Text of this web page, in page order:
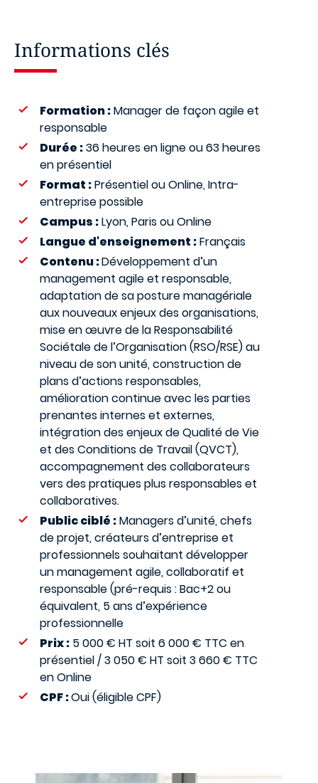
Informations clés
Formation :Manager de façon agile et
responsable
Durée :36 heures en ligne ou 63 heures
en présentiel
Format :Présentiel ou Online, Intra-
entreprise possible
Campus :Lyon, Paris ou Online
Langue d'enseignement :Français
Contenu :Développement d’un
management agile et responsable,
adaptation de sa posture managériale
aux nouveaux enjeux des organisations,
mise en œuvre de la Responsabilité
Sociétale de l’Organisation (RSO/RSE) au
niveau de son unité, construction de
plans d’actions responsables,
amélioration continue avec les parties
prenantes internes et externes,
intégration des enjeux de Qualité de Vie
et des Conditions de Travail (QVCT),
accompagnement des collaborateurs
vers des pratiques plus responsables et
collaboratives.
Public ciblé :Managers d’unité, chefs
de projet, créateurs d’entreprise et
professionnels souhaitant développer
un management agile, collaboratif et
responsable (pré-requis : Bac+2 ou
équivalent, 5 ans d’expérience
professionnelle
Prix : 5 000 € HT soit 6 000 € TTC en
présentiel / 3 050 € HT soit 3 660 € TTC
en Online
CPF :Oui (éligible CPF)